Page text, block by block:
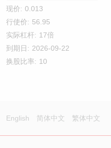
现价: 0.013
行使价: 56.95
实际杠杆: 17倍
到期日: 2026-09-22
换股比率: 10
English 简体中文 繁体中文